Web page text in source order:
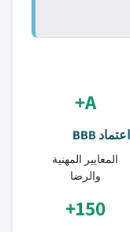
A+
اعتماد BBB
المعايير المهنية
والرضا
150+